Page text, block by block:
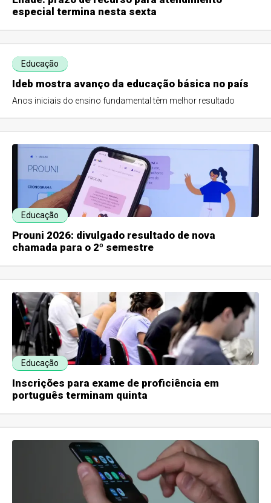
especial termina nesta sexta
Educação
Ideb mostra avanço da educação básica no país
Anos iniciais do ensino fundamental têm melhor resultado
Educação
Prouni 2026: divulgado resultado de nova
chamada para o 2º semestre
Educação
Inscrições para exame de proficiência em
português terminam quinta